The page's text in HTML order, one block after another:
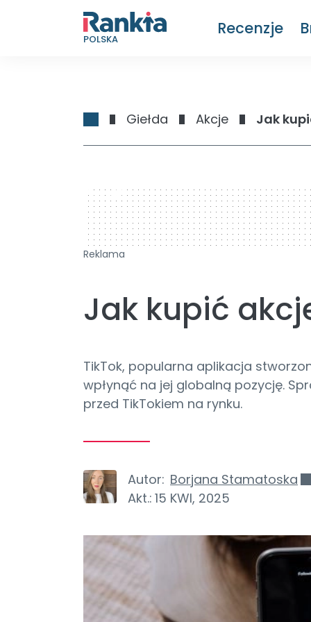
POLSKA
Recenzje
Giełda Akcje Jak
728 x 90
Reklama
Jak kupić
TikTok, popularna aplikacja
wpłynąć na jej globalną pozycję.
przed TikTokiem na rynku.
Autor: Borjana Stamatoska
Akt.: 15 KWI, 2025